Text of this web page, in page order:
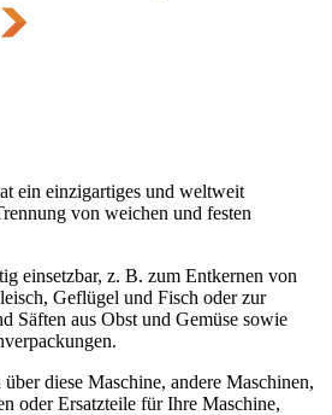
ein einzigartiges und weltweit
von weichen und festen
einsetzbar, z. B. zum Entkernen von
Geflügel und Fisch oder zur
Säften aus Obst und Gemüse sowie
diese Maschine, andere Maschinen,
oder Ersatzteile für Ihre Maschine,